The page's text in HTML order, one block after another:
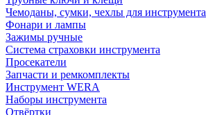
Чемоданы, сумки, чехлы для инструмента
Фонари и лампы
Зажимы ручные
Система страховки инструмента
Просекатели
Запчасти и ремкомплекты
Инструмент WERA
Наборы инструмента
Отвёртки